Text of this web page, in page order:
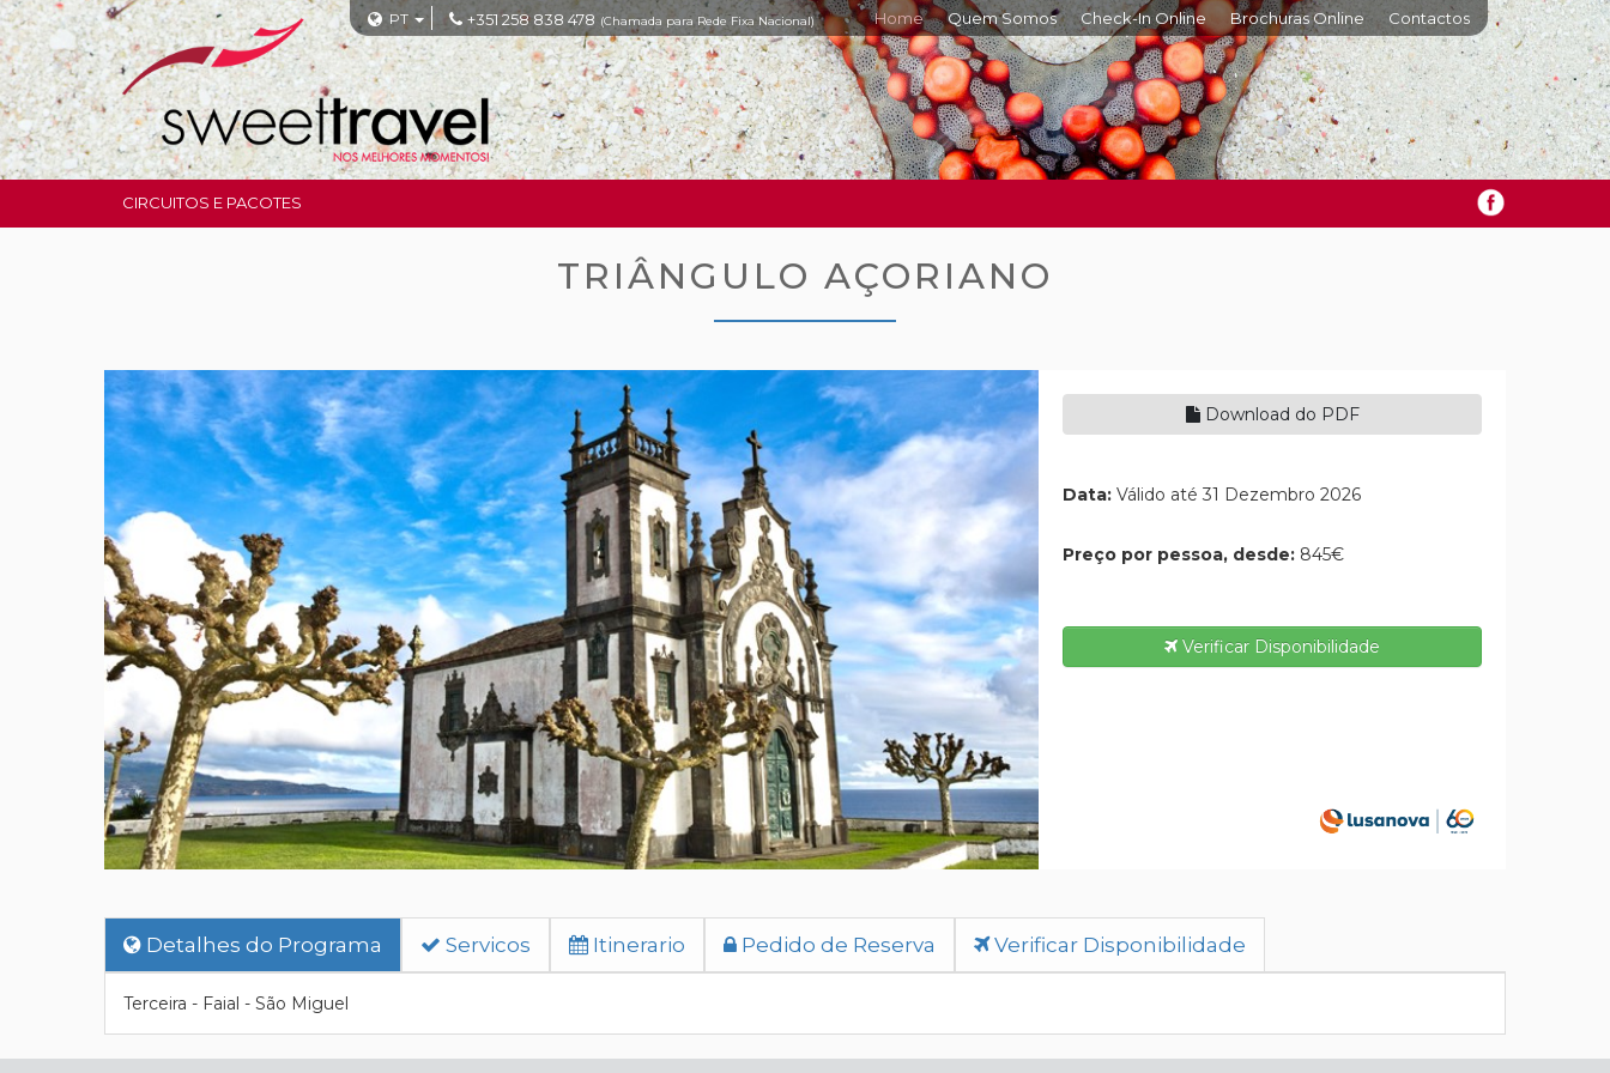
PT +351 258 838 478 (Chamada para Rede Fixa Nacional) Home Quem Somos Check-In Online Brochuras Online Contactos
CIRCUITOS E PACOTES
TRIÂNGULO AÇORIANO
Download do PDF
Data: Válido até 31 Dezembro 2026
Preço por pessoa, desde: 845€
Verificar Disponibilidade
Detalhes do Programa Servicos Itinerario Pedido de Reserva Verificar Disponibilidade
Terceira - Faial - São Miguel